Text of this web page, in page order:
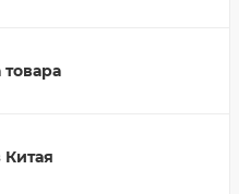
товара